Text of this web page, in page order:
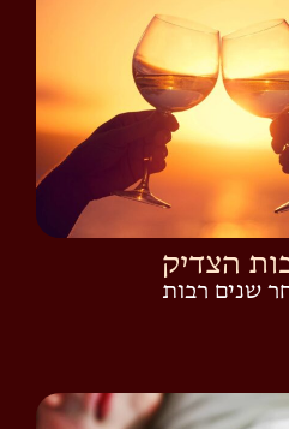
הצדיק
שנים רבות